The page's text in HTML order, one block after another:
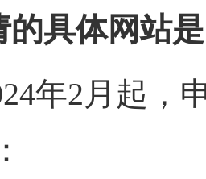
的具体网站
年2月起，